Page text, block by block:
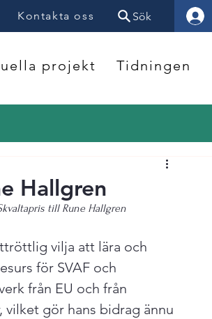
Kontakta oss Sök
projekt Tidningen
Hallgren
till Rune Hallgren
vilja att lära och
för SVAF och
från EU och från
gör hans bidrag ännu